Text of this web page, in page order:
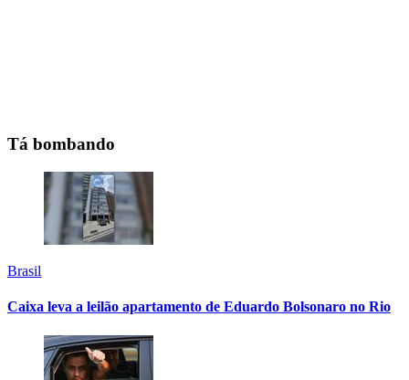
Tá bombando
Brasil
Caixa leva a leilão apartamento de Eduardo Bolsonaro no Rio